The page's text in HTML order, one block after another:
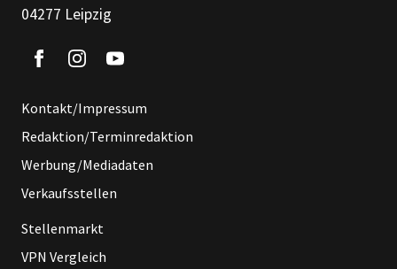
04277 Leipzig
Kontakt/Impressum
Redaktion/Terminredaktion
Werbung/Mediadaten
Verkaufsstellen
Stellenmarkt
VPN Vergleich